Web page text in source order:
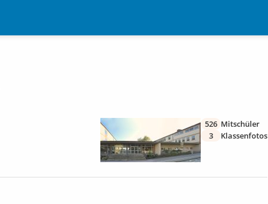
526 Mitschüler
3
Klassenfotos